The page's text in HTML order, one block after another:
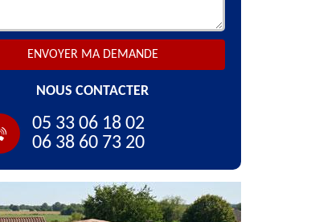
NOUS CONTACTER
05 33 06 18 02
06 38 60 73 20